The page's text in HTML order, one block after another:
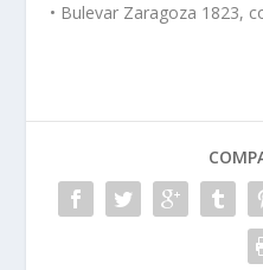
• Bulevar Zaragoza 1823,